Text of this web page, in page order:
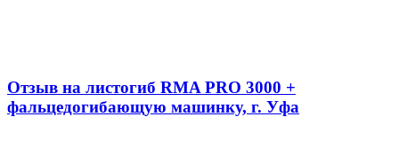
Отзыв на листогиб RMA PRO 3000 +
фальцедогибающую машинку, г. Уфа